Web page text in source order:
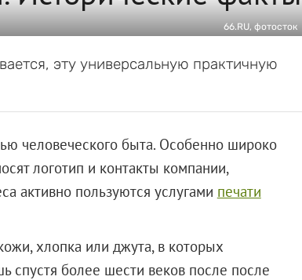
66.RU, фотосток
эту универсальную практичную
человеческого быта. Особенно широко
логотип и контакты компании,
активно пользуются услугами печати
хлопка или джута, в которых
спустя более шести веков после после